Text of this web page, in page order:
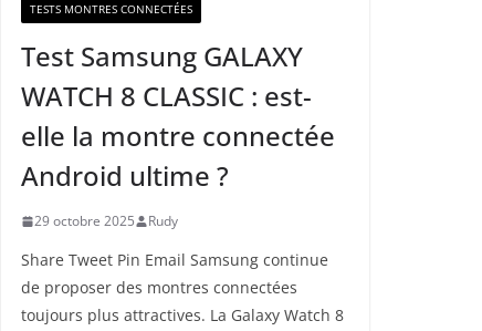
TESTS MONTRES CONNECTÉES
Test Samsung GALAXY
WATCH 8 CLASSIC : est-
elle la montre connectée
Android ultime ?
29 octobre 2025 Rudy
Share Tweet Pin Email Samsung continue
de proposer des montres connectées
toujours plus attractives. La Galaxy Watch 8